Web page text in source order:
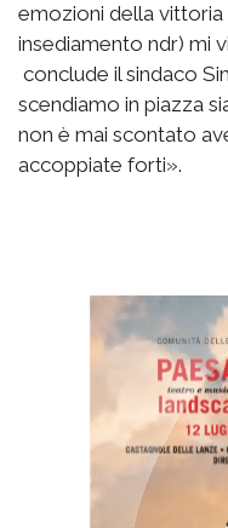
emozioni della vittoria
insediamento ndr) mi
conclude il sindaco
scendiamo in piazza
non è mai scontato
accoppiate forti».